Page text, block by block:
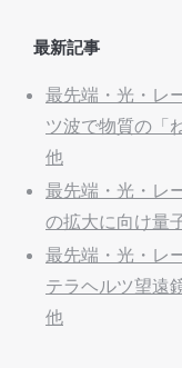
最新記事
最先端・光・レ
ツ波で物質の「
他
最先端・光・レ
の拡大に向け量
最先端・光・レ
テラヘルツ望遠
他